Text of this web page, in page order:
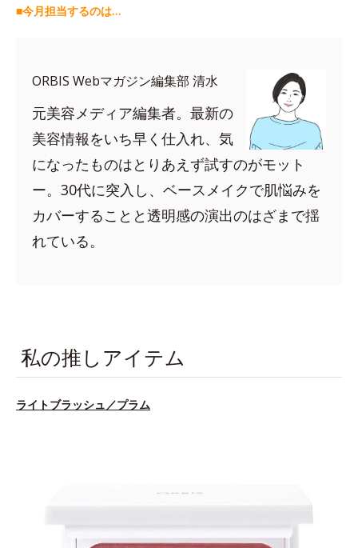
■今月担当するのは…
ORBIS Webマガジン編集部 清水
元美容メディア編集者。最新の
美容情報をいち早く仕入れ、気
になったものはとりあえず試すのがモット
ー。30代に突入し、ベースメイクで肌悩みを
カバーすることと透明感の演出のはざまで揺
れている。
私の推しアイテム
ライトブラッシュ／プラム